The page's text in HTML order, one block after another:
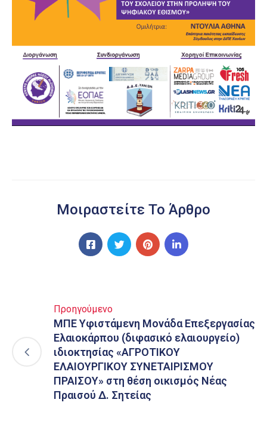
Μοιραστείτε Το Άρθρο
Προηγούμενο
ΜΠΕ Υφιστάμενη Μονάδα Επεξεργασίας
Ελαιοκάρπου (διφασικό ελαιουργείο)
ιδιοκτησίας «ΑΓΡΟΤΙΚΟΥ
ΕΛΑΙΟΥΡΓΙΚΟΥ ΣΥΝΕΤΑΙΡΙΣΜΟΥ
ΠΡΑΙΣΟΥ» στη θέση οικισμός Νέας
Πραισού Δ. Σητείας